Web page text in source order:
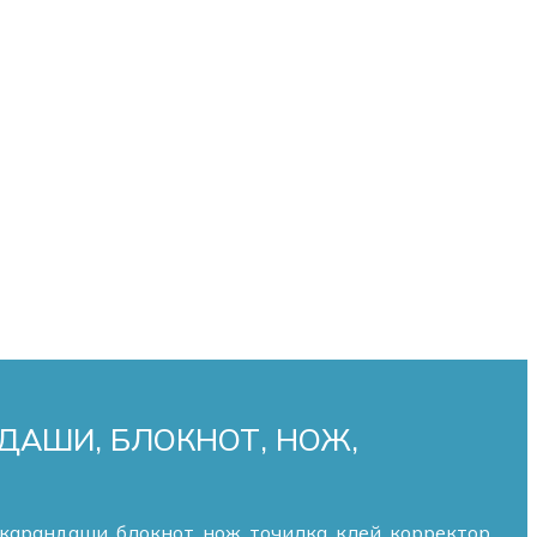
БЛОКНОТ, НОЖ,
блокнот, нож, точилка, клей, корректор,